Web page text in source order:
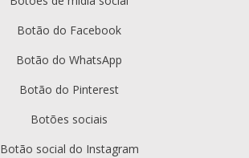
Botão do Facebook
Botão do WhatsApp
Botão do Pinterest
Botões sociais
Botão social do Instagram